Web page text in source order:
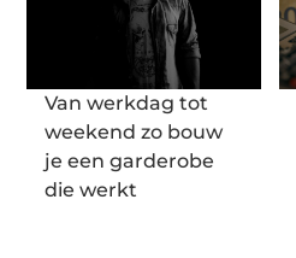
Van werkdag tot
weekend zo bouw
je een garderobe
die werkt